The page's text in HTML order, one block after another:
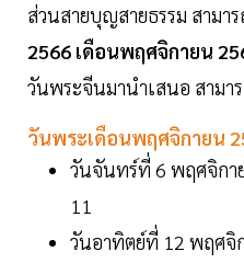
ส่วนสายบุญสายธรรม สามา
2566 เดือนพฤศจิกายน
วันพระจีนมานำเสนอ สามา
วันพระเดือนพฤศจิกายน
วันจันทร์ที่ 6 พฤศจิกา
11
วันอาทิตย์ที่ 12 พฤศจิ